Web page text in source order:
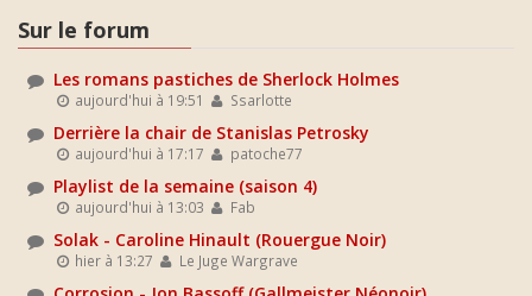
Sur le forum
Les romans pastiches de Sherlock Holmes
aujourd'hui à 19:51 Ssarlotte
Derrière la chair de Stanislas Petrosky
aujourd'hui à 17:17 patoche77
Playlist de la semaine (saison 4)
aujourd'hui à 13:03 Fab
Solak - Caroline Hinault (Rouergue Noir)
hier à 13:27 Le Juge Wargrave